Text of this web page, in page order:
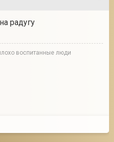
радугу
воспитанные люди